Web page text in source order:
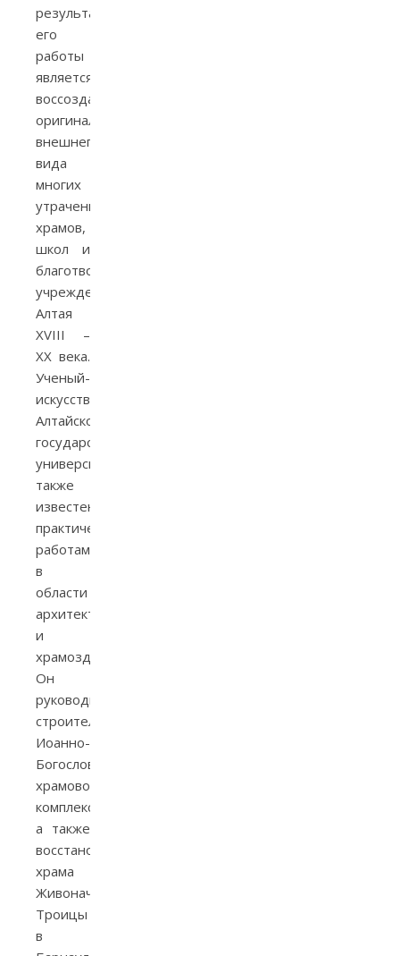
результатов
его
работы
является
воссоздание
оригинального
внешнего
вида
многих
утраченных
храмов,
школ и
благотворительных
учреждений
Алтая
XVIII –
XX века.
Ученый-
искусствовед
Алтайского
государственного
университета
также
известен
практическими
работами
в
области
архитектуры
и
храмоздательства.
Он
руководил
строительством
Иоанно-
Богословского
храмового
комплекса,
а также
восстановлением
храма
Живоначальной
Троицы
в